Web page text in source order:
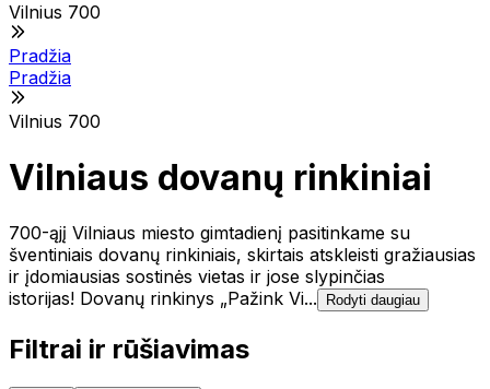
Vilnius 700
Pradžia
Pradžia
Vilnius 700
Vilniaus dovanų rinkiniai
700-ąjį Vilniaus miesto gimtadienį pasitinkame su
šventiniais dovanų rinkiniais, skirtais atskleisti gražiausias
ir įdomiausias sostinės vietas ir jose slypinčias
istorijas! Dovanų rinkinys „Pažink Vi...
Rodyti daugiau
Filtrai ir rūšiavimas